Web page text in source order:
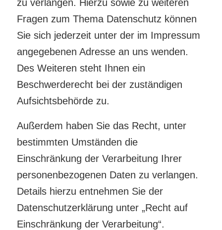
zu verlangen. Hierzu sowie zu weiteren
Fragen zum Thema Datenschutz können
Sie sich jederzeit unter der im Impressum
angegebenen Adresse an uns wenden.
Des Weiteren steht Ihnen ein
Beschwerderecht bei der zuständigen
Aufsichtsbehörde zu.
Außerdem haben Sie das Recht, unter
bestimmten Umständen die
Einschränkung der Verarbeitung Ihrer
personenbezogenen Daten zu verlangen.
Details hierzu entnehmen Sie der
Datenschutzerklärung unter „Recht auf
Einschränkung der Verarbeitung“.